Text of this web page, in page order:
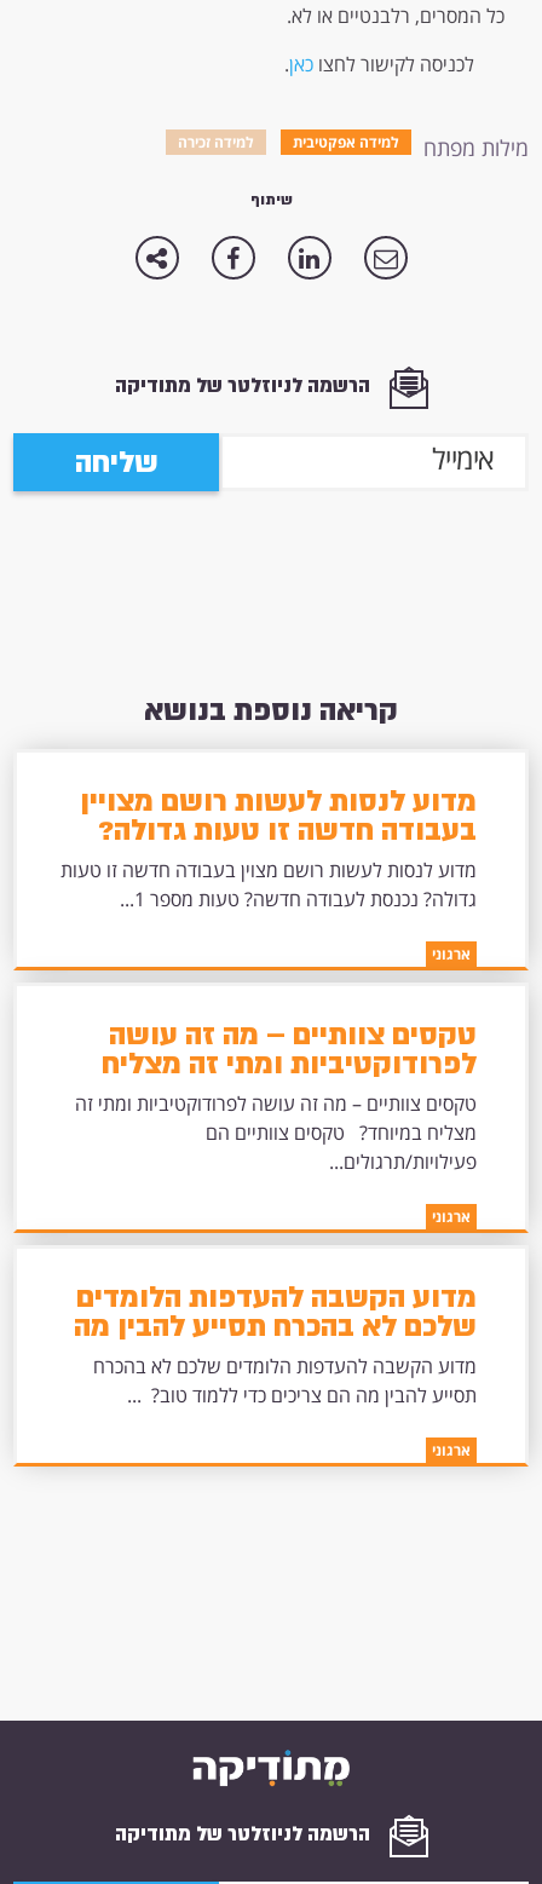
כל המסרים, רלבנטיים או לא.
לכניסה לקישור לחצוכאן.
מילות מפתח למידה אפקטיבית למידה זכירה
שיתוף
הרשמה לניוזלטר של מתודיקה
שליחה
קריאה נוספת בנושא
מדוע לנסות לעשות רושם מצויין
בעבודה חדשה זו טעות גדולה?
מדוע לנסות לעשות רושם מצוין בעבודה חדשה זו טעות
גדולה? נכנסת לעבודה חדשה? טעות מספר 1...
ארגוני
טקסים צוותיים – מה זה עושה
לפרודוקטיביות ומתי זה מצליח
במיוחד?
טקסים צוותיים – מה זה עושה לפרודוקטיביות ומתי זה
מצליח במיוחד? טקסים צוותיים הם
פעילויות/תרגולים...
ארגוני
מדוע הקשבה להעדפות הלומדים
שלכם לא בהכרח תסייע להבין מה
הם צריכים כדי ללמוד טוב?
מדוע הקשבה להעדפות הלומדים שלכם לא בהכרח
תסייע להבין מה הם צריכים כדי ללמוד טוב? ...
ארגוני
הרשמה לניוזלטר של מתודיקה